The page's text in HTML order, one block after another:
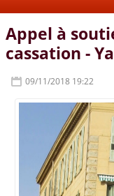
Appel à
cassation -
09/11/2018 19:22